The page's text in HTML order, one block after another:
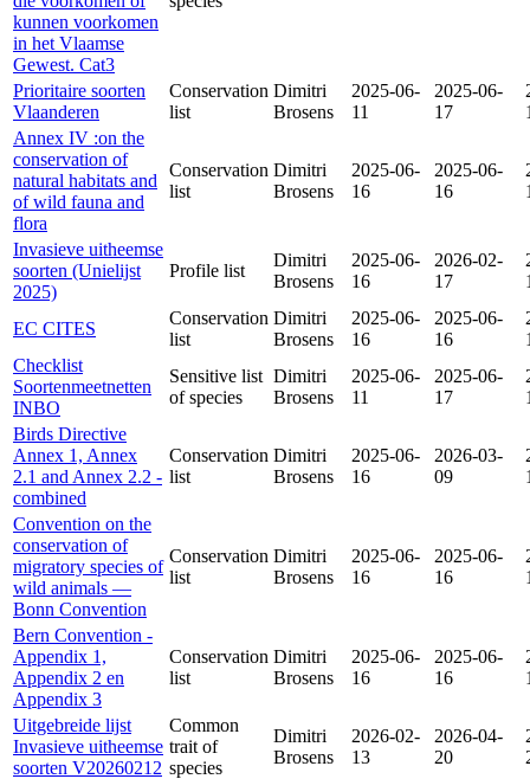
kunnen voorkomen
in het Vlaamse
Gewest. Cat3
Prioritaire soorten
Vlaanderen
Conservation
list
Dimitri
Brosens
2025-06-
11
2025-06-
17
Annex IV :on the
conservation of
natural habitats and
of wild fauna and
flora
Conservation
list
Dimitri
Brosens
2025-06-
16
2025-06-
16
Invasieve uitheemse
soorten (Unielijst
2025)
Profile list
Dimitri
Brosens
2025-06-
16
2026-02-
17
EC CITES
Conservation
list
Dimitri
Brosens
2025-06-
16
2025-06-
16
Checklist
Soortenmeetnetten
INBO
Sensitive list
of species
Dimitri
Brosens
2025-06-
11
2025-06-
17
Birds Directive
Annex 1, Annex
2.1 and Annex 2.2 -
combined
Conservation
list
Dimitri
Brosens
2025-06-
16
2026-03-
09
Convention on the
conservation of
migratory species of
wild animals —
Bonn Convention
Conservation
list
Dimitri
Brosens
2025-06-
16
2025-06-
16
Bern Convention -
Appendix 1,
Appendix 2 en
Appendix 3
Conservation
list
Dimitri
Brosens
2025-06-
16
2025-06-
16
Uitgebreide lijst
Invasieve uitheemse
soorten V20260212
Common
trait of
species
Dimitri
Brosens
2026-02-
13
2026-04-
20